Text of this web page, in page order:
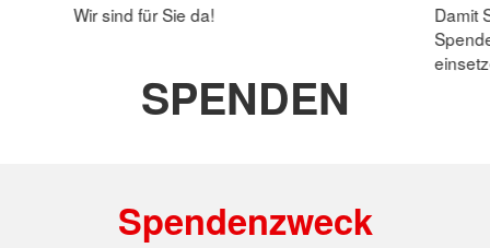
Wir sind für Sie da!
Damit
SPENDEN
Spendenzweck